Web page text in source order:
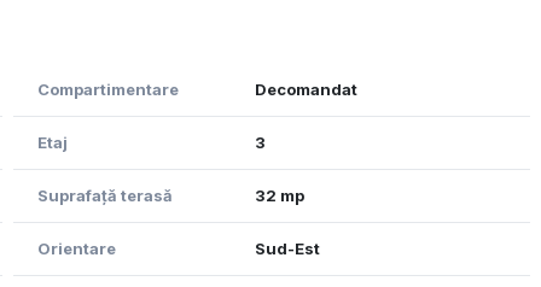
achiziționa și un loc de parcare subterană, la
se continuă firesc dincolo de ușă.
un stil de viață.
Compartimentare Decomandat
Etaj 3
Suprafață terasă 32 mp
Orientare Sud-Est